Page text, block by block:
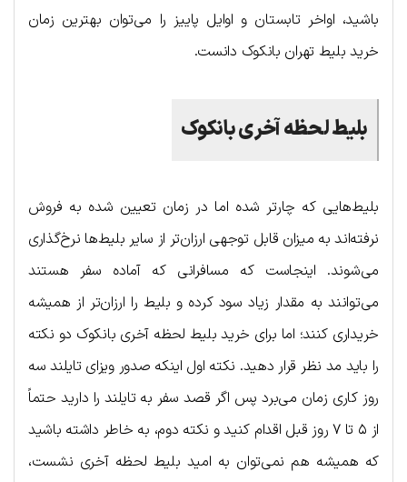
باشید، اواخر تابستان و اوایل پاییز را می‌توان بهترین زمان
خرید بلیط تهران بانکوک دانست.
بلیط لحظه آخری بانکوک
بلیط‌هایی که چارتر شده اما در زمان تعیین شده به فروش
نرفته‌اند به میزان قابل توجهی ارزان‌تر از سایر بلیط‌ها نرخ‌گذاری
می‌شوند. اینجاست که مسافرانی که آماده سفر هستند
می‌توانند به مقدار زیاد سود کرده و بلیط را ارزان‌تر از همیشه
خریداری کنند؛ اما برای خرید بلیط لحظه آخری بانکوک دو نکته
را باید مد نظر قرار دهید. نکته اول اینکه صدور ویزای تایلند سه
روز کاری زمان می‌برد پس اگر قصد سفر به تایلند را دارید حتماً
از ۵ تا ۷ روز قبل اقدام کنید و نکته دوم، به خاطر داشته باشید
که همیشه هم نمی‌توان به امید بلیط لحظه آخری نشست،